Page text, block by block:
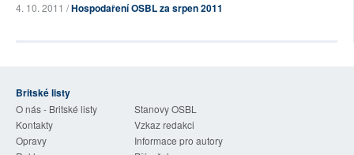
4. 10. 2011 /Hospodaření OSBL za srpen 2011
Britské listy
O nás - Britské listy
Stanovy OSBL
Kontakty
Vzkaz redakci
Opravy
Informace pro autory